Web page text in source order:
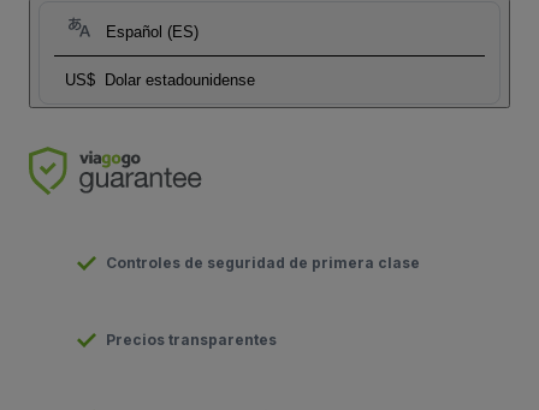
Español (ES)
US$ Dolar estadounidense
Controles de seguridad de primera clase
Precios transparentes